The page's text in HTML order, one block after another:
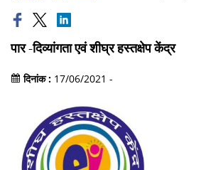
पार -दिव्यांगता एवं शीघ्र हस्तक्षेप केंद्र
दिनांक : 17/06/2021 -